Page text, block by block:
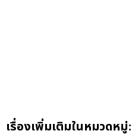
เรื่องเพิ่มเติมในหมวดหมู่: